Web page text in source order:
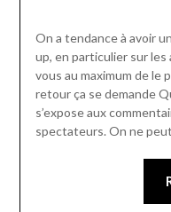
On a tendance à avoir
up, en particulier sur
vous au maximum de le
retour ça se demande
s’expose aux
spectateurs. On ne